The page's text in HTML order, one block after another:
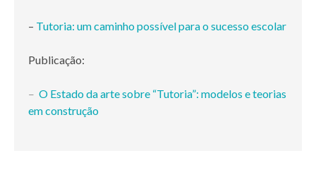
– Tutoria: um caminho possível para o sucesso escolar
Publicação:
– O Estado da arte sobre “Tutoria”: modelos e teorias
em construção